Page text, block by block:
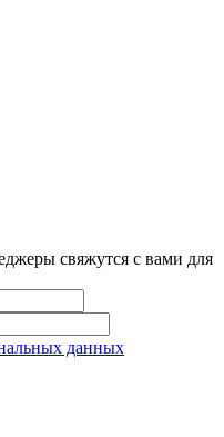
свяжутся с вами для
данных